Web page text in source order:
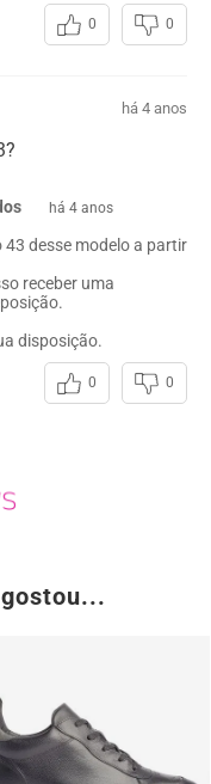
0 0
há 4 anos
há 4 anos
desse modelo a partir
receber uma
disposição.
0 0